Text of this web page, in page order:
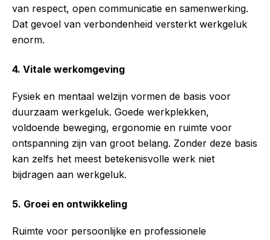
van respect, open communicatie en samenwerking.
Dat gevoel van verbondenheid versterkt werkgeluk
enorm.
4. Vitale werkomgeving
Fysiek en mentaal welzijn vormen de basis voor
duurzaam werkgeluk. Goede werkplekken,
voldoende beweging, ergonomie en ruimte voor
ontspanning zijn van groot belang. Zonder deze basis
kan zelfs het meest betekenisvolle werk niet
bijdragen aan werkgeluk.
5. Groei en ontwikkeling
Ruimte voor persoonlijke en professionele